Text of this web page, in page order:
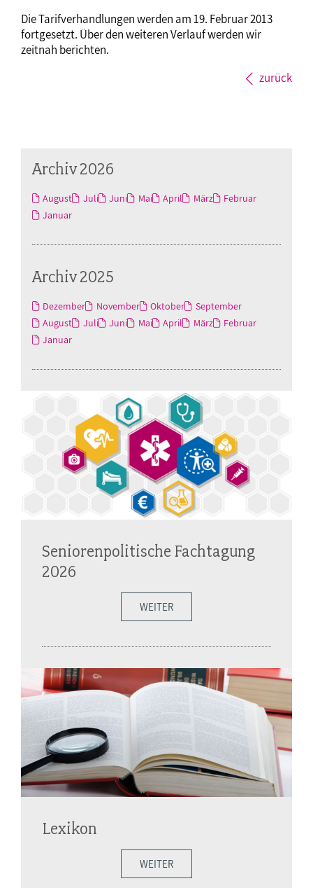
Die Tarifverhandlungen werden am 19. Februar 2013
fortgesetzt. Über den weiteren Verlauf werden wir
zeitnah berichten.
zurück
Archiv 2026
August Juli Juni Mai April März
Februar
Januar
Archiv 2025
Dezember November Oktober
September
August
Juli Juni Mai April März
Februar
Januar
Seniorenpolitische Fachtagung
2026
WEITER
Lexikon
WEITER